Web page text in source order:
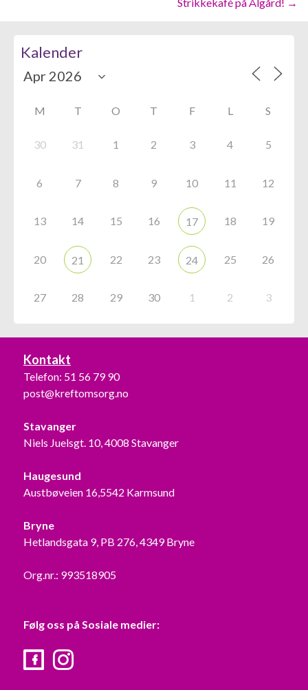
Kalender
M T O T F L S
30 31 1 2 3 4 5
6 7 8 9 10 11 12
13 14 15 16 17 18 19
20 21 22 23 24 25 26
27 28 29 30 1 2 3
Kontakt
Telefon: 51 56 79 90
post@kreftomsorg.no
Stavanger
Niels Juelsgt. 10, 4008 Stavanger
Haugesund
Austbøveien 16,5542 Karmsund
Bryne
Hetlandsgata 9, PB 276, 4349 Bryne
Org.nr.: 993518905
Følg oss på Sosiale medier:
FacebookInstagram